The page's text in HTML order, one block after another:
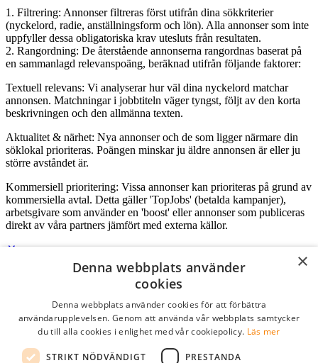
1. Filtrering: Annonser filtreras först utifrån dina sökkriterier
(nyckelord, radie, anställningsform och lön). Alla annonser som inte
uppfyller dessa obligatoriska krav utesluts från resultaten.
2. Rangordning: De återstående annonserna rangordnas baserat på
en sammanlagd relevanspoäng, beräknad utifrån följande faktorer:
Textuell relevans: Vi analyserar hur väl dina nyckelord matchar
annonsen. Matchningar i jobbtiteln väger tyngst, följt av den korta
beskrivningen och den allmänna texten.
Aktualitet & närhet: Nya annonser och de som ligger närmare din
söklokal prioriteras. Poängen minskar ju äldre annonsen är eller ju
större avståndet är.
Kommersiell prioritering: Vissa annonser kan prioriteras på grund av
kommersiella avtal. Detta gäller 'TopJobs' (betalda kampanjer),
arbetsgivare som använder en 'boost' eller annonser som publiceras
direkt av våra partners jämfört med externa källor.
Lösenord
×
Denna webbplats använder
cookies
Denna webbplats använder cookies för att förbättra
användarupplevelsen. Genom att använda vår webbplats samtycker
du till alla cookies i enlighet med vår cookiepolicy. Läs mer
STRIKT NÖDVÄNDIGT PRESTANDA